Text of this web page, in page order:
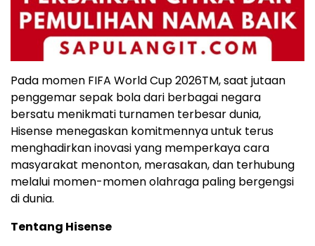
Pada momen FIFA World Cup 2026TM, saat jutaan
penggemar sepak bola dari berbagai negara
bersatu menikmati turnamen terbesar dunia,
Hisense menegaskan komitmennya untuk terus
menghadirkan inovasi yang memperkaya cara
masyarakat menonton, merasakan, dan terhubung
melalui momen-momen olahraga paling bergengsi
di dunia.
Tentang Hisense